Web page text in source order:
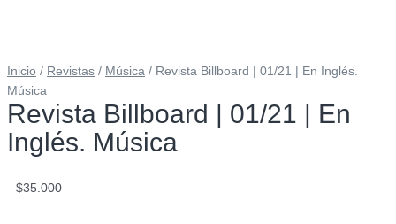
Inicio / Revistas / Música / Revista Billboard | 01/21 | En Inglés.
Música
Revista Billboard | 01/21 | En
Inglés. Música
$35.000